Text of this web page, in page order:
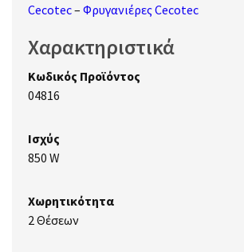
Cecotec– Φρυγανιέρες Cecotec
Χαρακτηριστικά
Κωδικός Προϊόντος
04816
Ισχύς
850 W
Χωρητικότητα
2 Θέσεων